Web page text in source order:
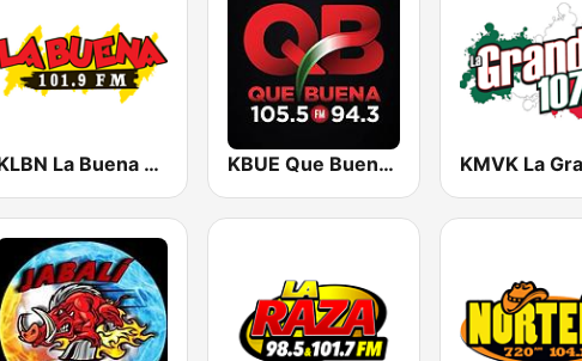
KLBN La Buena 101.9 FM KBUE Que Buena 105.5 / 94.3 FM (US Only)